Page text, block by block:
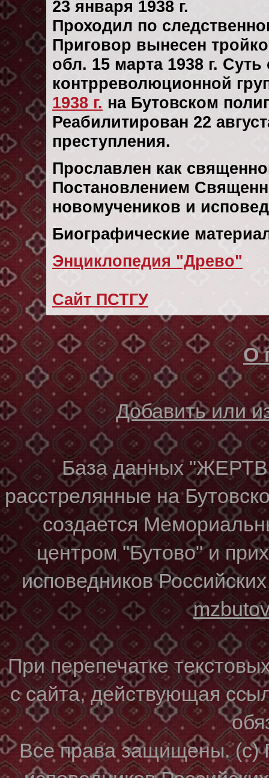
23 января 1938 г.
Проходил по
Приговор вынесен
обл. 15 марта 1938 г.
контрреволюционной
1938 г. на Бутовском
Реабилитирован 22
преступления.
Прославлен как
Постановлением
новомучеников и
Биографические
Энциклопедия "Древо"
Сайт ПСТГУ
О
Добавить или
База данных
расстрелянные на
создается
центром "Бутово" и
исповедников
При перепечатке
с сайта, действующая
Все права защищены. (с)